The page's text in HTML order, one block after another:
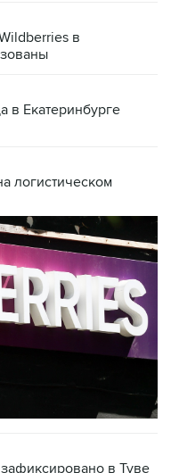
в
в Екатеринбурге
логистическом
в Туве